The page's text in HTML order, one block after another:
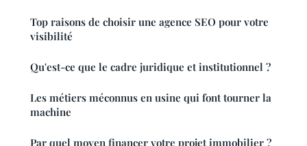
Top raisons de choisir une agence SEO pour votre
visibilité
Qu'est-ce que le cadre juridique et institutionnel ?
Les métiers méconnus en usine qui font tourner la
machine
Par quel moyen financer votre projet immobilier ?